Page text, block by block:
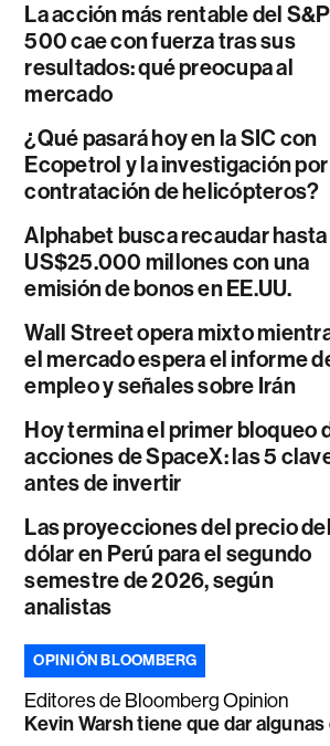
La acción más rentable del S&P
500 cae con fuerza tras sus
resultados: qué preocupa al
mercado
¿Qué pasará hoy en la SIC con
Ecopetrol y la investigación por
contratación de helicópteros?
Alphabet busca recaudar hasta
US$25.000 millones con una
emisión de bonos en EE.UU.
Wall Street opera mixto
el mercado espera el informe
empleo y señales sobre Irán
Hoy termina el primer bloqueo
acciones de SpaceX: las 5
antes de invertir
Las proyecciones del precio del
dólar en Perú para el segundo
semestre de 2026, según
analistas
OPINIÓN BLOOMBERG
Editores de Bloomberg Opinion
Kevin Warsh tiene que dar